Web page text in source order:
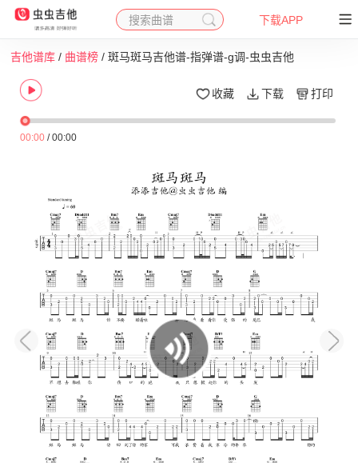
搜索曲谱 下载APP
吉他谱库 / 曲谱榜 / 斑马斑马吉他谱-指弹谱-g调-虫虫吉他
收藏 下载 打印
00:00 /00:00